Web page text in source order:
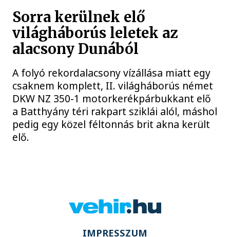
Sorra kerülnek elő
világháborús leletek az
alacsony Dunából
A folyó rekordalacsony vízállása miatt egy
csaknem komplett, II. világháborús német
DKW NZ 350-1 motorkerékpárbukkant elő
a Batthyány téri rakpart sziklái alól, máshol
pedig egy közel féltonnás brit akna került
elő.
IMPRESSZUM